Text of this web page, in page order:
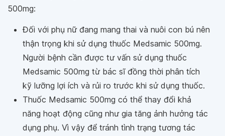
500mg:
Đối với phụ nữ đang mang thai và nuôi con bú nên
thận trọng khi sử dụng thuốc Medsamic 500mg.
Người bệnh cần được tư vấn sử dụng thuốc
Medsamic 500mg từ bác sĩ đồng thời phân tích
kỹ lưỡng lợi ích và rủi ro trước khi sử dụng thuốc.
Thuốc Medsamic 500mg có thể thay đổi khả
năng hoạt động cũng như gia tăng ảnh hưởng tác
dụng phụ. Vì vậy để tránh tình trạng tương tác